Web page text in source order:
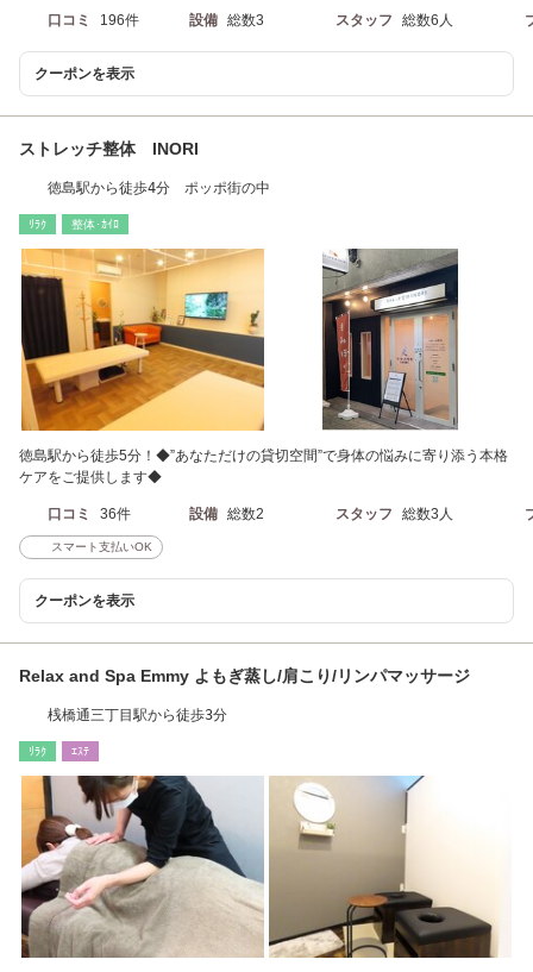
口コミ 196件 設備 総数3 スタッフ 総数6人
クーポンを表示
ストレッチ整体 INORI
徳島駅から徒歩4分 ポッポ街の中
ﾘﾗｸ 整体･ｶｲﾛ
徳島駅から徒歩5分！◆”あなただけの貸切空間”で身体の悩みに寄り添う本格
ケアをご提供します◆
口コミ 36件 設備 総数2 スタッフ 総数3人
スマート支払いOK
クーポンを表示
Relax and Spa Emmy よもぎ蒸し/肩こり/リンパマッサージ
桟橋通三丁目駅から徒歩3分
ﾘﾗｸ ｴｽﾃ